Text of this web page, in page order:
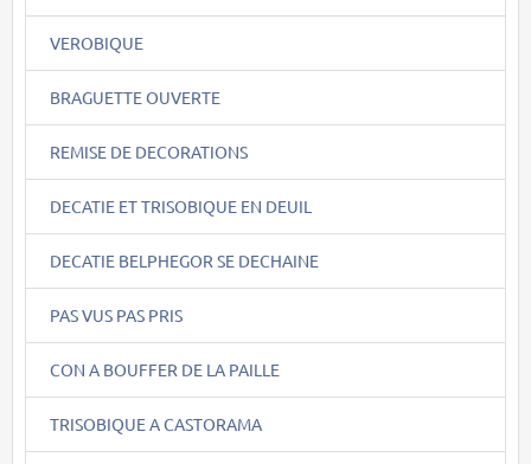
VEROBIQUE
BRAGUETTE OUVERTE
REMISE DE DECORATIONS
DECATIE ET TRISOBIQUE EN DEUIL
DECATIE BELPHEGOR SE DECHAINE
PAS VUS PAS PRIS
CON A BOUFFER DE LA PAILLE
TRISOBIQUE A CASTORAMA